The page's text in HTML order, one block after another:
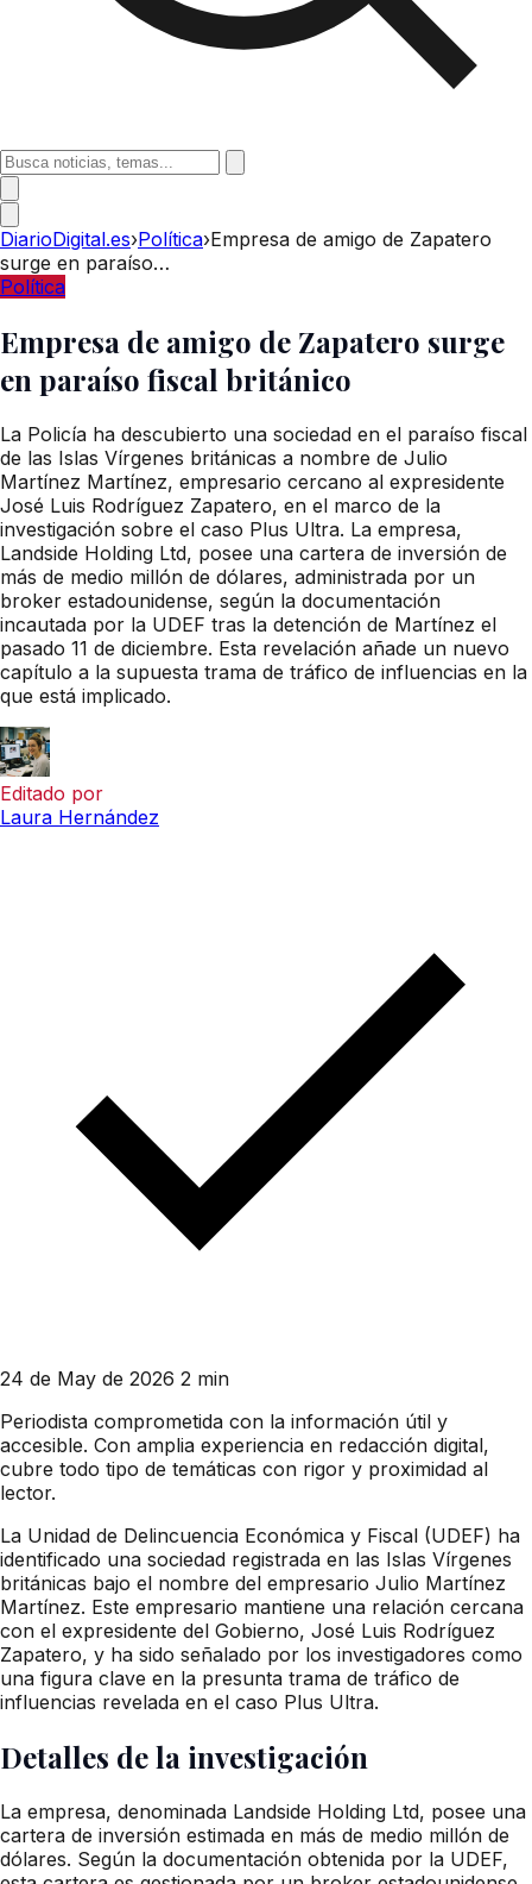
DiarioDigital.es›Política›Empresa de amigo de Zapatero
surge en paraíso…
Política
Empresa de amigo de Zapatero surge
en paraíso fiscal británico
La Policía ha descubierto una sociedad en el paraíso fiscal
de las Islas Vírgenes británicas a nombre de Julio
Martínez Martínez, empresario cercano al expresidente
José Luis Rodríguez Zapatero, en el marco de la
investigación sobre el caso Plus Ultra. La empresa,
Landside Holding Ltd, posee una cartera de inversión de
más de medio millón de dólares, administrada por un
broker estadounidense, según la documentación
incautada por la UDEF tras la detención de Martínez el
pasado 11 de diciembre. Esta revelación añade un nuevo
capítulo a la supuesta trama de tráfico de influencias en la
que está implicado.
Editado por
Laura Hernández
24 de May de 2026 2 min
Periodista comprometida con la información útil y
accesible. Con amplia experiencia en redacción digital,
cubre todo tipo de temáticas con rigor y proximidad al
lector.
La Unidad de Delincuencia Económica y Fiscal (UDEF) ha
identificado una sociedad registrada en las Islas Vírgenes
británicas bajo el nombre del empresario Julio Martínez
Martínez. Este empresario mantiene una relación cercana
con el expresidente del Gobierno, José Luis Rodríguez
Zapatero, y ha sido señalado por los investigadores como
una figura clave en la presunta trama de tráfico de
influencias revelada en el caso Plus Ultra.
Detalles de la investigación
La empresa, denominada Landside Holding Ltd, posee una
cartera de inversión estimada en más de medio millón de
dólares. Según la documentación obtenida por la UDEF,